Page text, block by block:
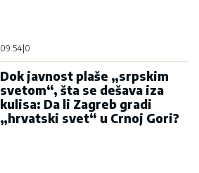
09:54|0
Dok javnost plaše „srpskim
svetom“, šta se dešava iza
kulisa: Da li Zagreb gradi
„hrvatski svet“ u Crnoj Gori?